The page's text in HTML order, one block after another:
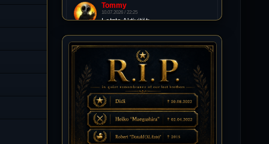
Tommy
10.07.2026 / 22:25
Letzte Aktivität:
DieWildeHilde
10.07.2026 / 12:48
Happy Birthday Chickpea
DieWildeHilde
10.07.2026 / 10:08
Hallo meine Lieben!